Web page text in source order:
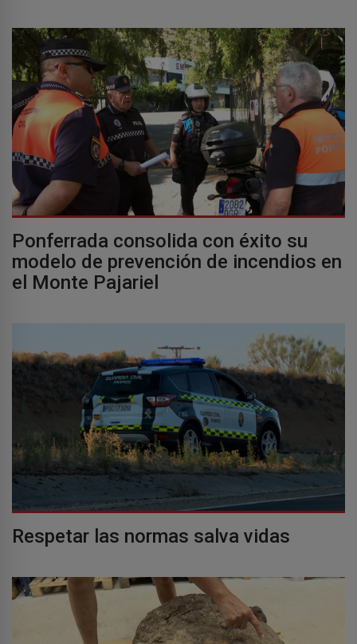
Ponferrada consolida con éxito su
modelo de prevención de incendios en
el Monte Pajariel
Respetar las normas salva vidas